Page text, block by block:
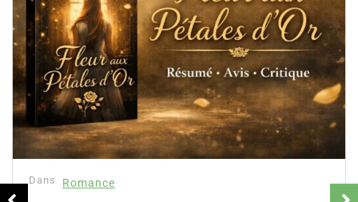
Romance